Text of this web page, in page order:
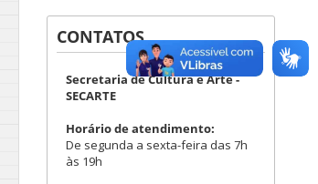
CONTATOS
Secretaria de Cultura e Arte -
SECARTE
Horário de atendimento:
De segunda a sexta-feira das 7h
às 19h